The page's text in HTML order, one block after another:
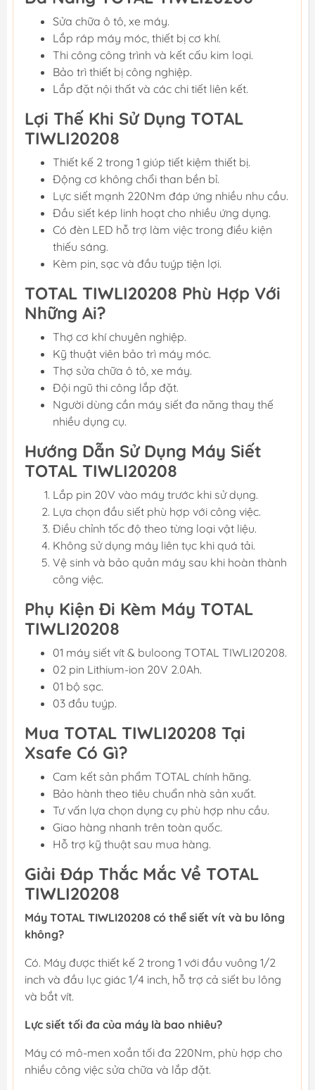
Sửa chữa ô tô, xe máy.
Lắp ráp máy móc, thiết bị cơ khí.
Thi công công trình và kết cấu kim loại.
Bảo trì thiết bị công nghiệp.
Lắp đặt nội thất và các chi tiết liên kết.
Lợi Thế Khi Sử Dụng TOTAL
TIWLI20208
Thiết kế 2 trong 1 giúp tiết kiệm thiết bị.
Động cơ không chổi than bền bỉ.
Lực siết mạnh 220Nm đáp ứng nhiều nhu cầu.
Đầu siết kép linh hoạt cho nhiều ứng dụng.
Có đèn LED hỗ trợ làm việc trong điều kiện
thiếu sáng.
Kèm pin, sạc và đầu tuýp tiện lợi.
TOTAL TIWLI20208 Phù Hợp Với
Những Ai?
Thợ cơ khí chuyên nghiệp.
Kỹ thuật viên bảo trì máy móc.
Thợ sửa chữa ô tô, xe máy.
Đội ngũ thi công lắp đặt.
Người dùng cần máy siết đa năng thay thế
nhiều dụng cụ.
Hướng Dẫn Sử Dụng Máy Siết
TOTAL TIWLI20208
Lắp pin 20V vào máy trước khi sử dụng.
Lựa chọn đầu siết phù hợp với công việc.
Điều chỉnh tốc độ theo từng loại vật liệu.
Không sử dụng máy liên tục khi quá tải.
Vệ sinh và bảo quản máy sau khi hoàn thành
công việc.
Phụ Kiện Đi Kèm Máy TOTAL
TIWLI20208
01 máy siết vít & buloong TOTAL TIWLI20208.
02 pin Lithium-ion 20V 2.0Ah.
01 bộ sạc.
03 đầu tuýp.
Mua TOTAL TIWLI20208 Tại
Xsafe Có Gì?
Cam kết sản phẩm TOTAL chính hãng.
Bảo hành theo tiêu chuẩn nhà sản xuất.
Tư vấn lựa chọn dụng cụ phù hợp nhu cầu.
Giao hàng nhanh trên toàn quốc.
Hỗ trợ kỹ thuật sau mua hàng.
Giải Đáp Thắc Mắc Về TOTAL
TIWLI20208
Máy TOTAL TIWLI20208 có thể siết vít và bu lông
không?
Có. Máy được thiết kế 2 trong 1 với đầu vuông 1/2
inch và đầu lục giác 1/4 inch, hỗ trợ cả siết bu lông
và bắt vít.
Lực siết tối đa của máy là bao nhiêu?
Máy có mô-men xoắn tối đa 220Nm, phù hợp cho
nhiều công việc sửa chữa và lắp đặt.